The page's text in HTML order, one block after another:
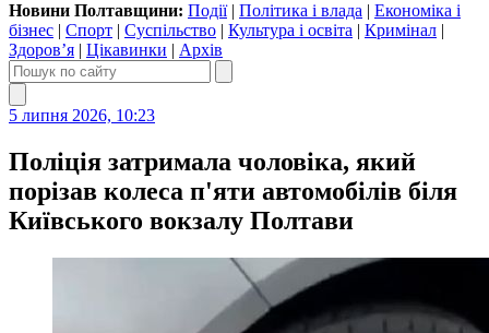
Новини Полтавщини: Події| Політика і влада | Економіка і
бізнес | Спорт | Суспільство | Культура і освіта | Кримінал |
Здоров’я | Цікавинки | Архів
5 липня 2026, 10:23
Поліція затримала чоловіка, який
порізав колеса п'яти автомобілів біля
Київського вокзалу Полтави